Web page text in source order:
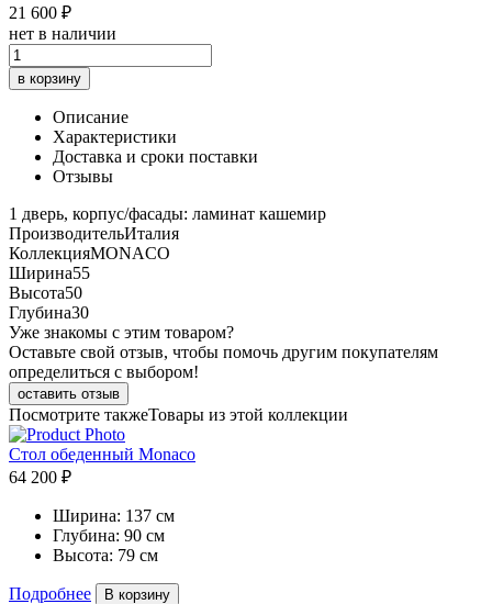
21 600 ₽
нет в наличии
в корзину
Описание
Характеристики
Доставка и сроки поставки
Отзывы
1 дверь, корпус/фасады: ламинат кашемир
ПроизводительИталия
КоллекцияMONACO
Ширина55
Высота50
Глубина30
Уже знакомы с этим товаром?
Оставьте свой отзыв, чтобы помочь другим покупателям
определиться с выбором!
оставить отзыв
Посмотрите такжеТовары из этой коллекции
Стол обеденный Monaco
64 200 ₽
Ширина: 137 см
Глубина: 90 см
Высота: 79 см
Подробнее В корзину